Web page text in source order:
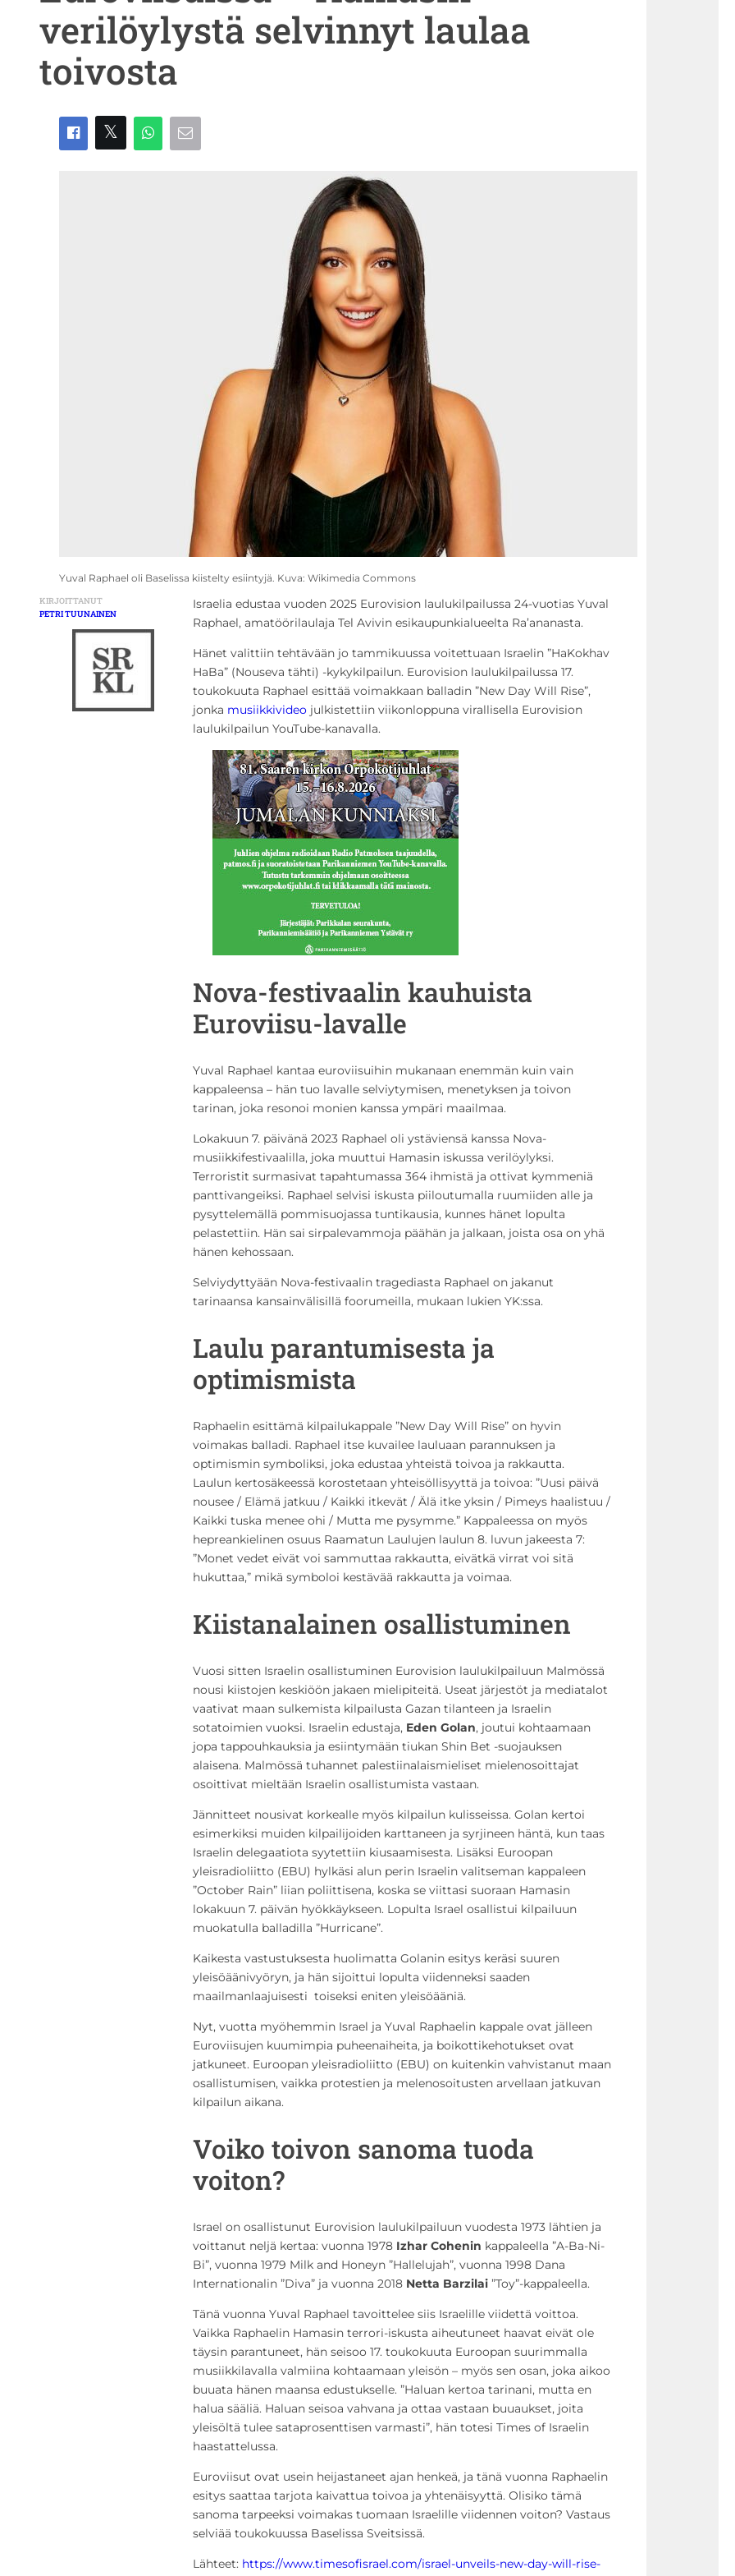
verilöylystä selvinnyt laulaa
toivosta
Yuval Raphael oli Baselissa kiistelty esiintyjä. Kuva: Wikimedia Commons
KIRJOITTANUT
PETRI TUUNAINEN
Israelia edustaa vuoden 2025 Eurovision laulukilpailussa 24-vuotias Yuval
Raphael, amatöörilaulaja Tel Avivin esikaupunkialueelta Ra’ananasta.
Hänet valittiin tehtävään jo tammikuussa voitettuaan Israelin ”HaKokhav
HaBa” (Nouseva tähti) -kykykilpailun. Eurovision laulukilpailussa 17.
toukokuuta Raphael esittää voimakkaan balladin ”New Day Will Rise”,
jonka musiikkivideojulkistettiin viikonloppuna virallisella Eurovision
laulukilpailun YouTube-kanavalla.
Nova-festivaalin kauhuista
Euroviisu-lavalle
Yuval Raphael kantaa euroviisuihin mukanaan enemmän kuin vain
kappaleensa – hän tuo lavalle selviytymisen, menetyksen ja toivon
tarinan, joka resonoi monien kanssa ympäri maailmaa.
Lokakuun 7. päivänä 2023 Raphael oli ystäviensä kanssa Nova-
musiikkifestivaalilla, joka muuttui Hamasin iskussa verilöylyksi.
Terroristit surmasivat tapahtumassa 364 ihmistä ja ottivat kymmeniä
panttivangeiksi. Raphael selvisi iskusta piiloutumalla ruumiiden alle ja
pysyttelemällä pommisuojassa tuntikausia, kunnes hänet lopulta
pelastettiin. Hän sai sirpalevammoja päähän ja jalkaan, joista osa on yhä
hänen kehossaan.
Selviydyttyään Nova-festivaalin tragediasta Raphael on jakanut
tarinaansa kansainvälisillä foorumeilla, mukaan lukien YK:ssa.
Laulu parantumisesta ja
optimismista
Raphaelin esittämä kilpailukappale ”New Day Will Rise” on hyvin
voimakas balladi. Raphael itse kuvailee lauluaan parannuksen ja
optimismin symboliksi, joka edustaa yhteistä toivoa ja rakkautta.
Laulun kertosäkeessä korostetaan yhteisöllisyyttä ja toivoa: ”Uusi päivä
nousee / Elämä jatkuu / Kaikki itkevät / Älä itke yksin / Pimeys haalistuu /
Kaikki tuska menee ohi / Mutta me pysymme.” Kappaleessa on myös
hepreankielinen osuus Raamatun Laulujen laulun 8. luvun jakeesta 7:
”Monet vedet eivät voi sammuttaa rakkautta, eivätkä virrat voi sitä
hukuttaa,” mikä symboloi kestävää rakkautta ja voimaa.
Kiistanalainen osallistuminen
Vuosi sitten Israelin osallistuminen Eurovision laulukilpailuun Malmössä
nousi kiistojen keskiöön jakaen mielipiteitä. Useat järjestöt ja mediatalot
vaativat maan sulkemista kilpailusta Gazan tilanteen ja Israelin
sotatoimien vuoksi. Israelin edustaja, Eden Golan, joutui kohtaamaan
jopa tappouhkauksia ja esiintymään tiukan Shin Bet -suojauksen
alaisena. Malmössä tuhannet palestiinalaismieliset mielenosoittajat
osoittivat mieltään Israelin osallistumista vastaan.
Jännitteet nousivat korkealle myös kilpailun kulisseissa. Golan kertoi
esimerkiksi muiden kilpailijoiden karttaneen ja syrjineen häntä, kun taas
Israelin delegaatiota syytettiin kiusaamisesta. Lisäksi Euroopan
yleisradioliitto (EBU) hylkäsi alun perin Israelin valitseman kappaleen
”October Rain” liian poliittisena, koska se viittasi suoraan Hamasin
lokakuun 7. päivän hyökkäykseen. Lopulta Israel osallistui kilpailuun
muokatulla balladilla ”Hurricane”.
Kaikesta vastustuksesta huolimatta Golanin esitys keräsi suuren
yleisöäänivyöryn, ja hän sijoittui lopulta viidenneksi saaden
maailmanlaajuisesti toiseksi eniten yleisöääniä.
Nyt, vuotta myöhemmin Israel ja Yuval Raphaelin kappale ovat jälleen
Euroviisujen kuumimpia puheenaiheita, ja boikottikehotukset ovat
jatkuneet. Euroopan yleisradioliitto (EBU) on kuitenkin vahvistanut maan
osallistumisen, vaikka protestien ja melenosoitusten arvellaan jatkuvan
kilpailun aikana.
Voiko toivon sanoma tuoda
voiton?
Israel on osallistunut Eurovision laulukilpailuun vuodesta 1973 lähtien ja
voittanut neljä kertaa: vuonna 1978 Izhar Cohenin kappaleella ”A-Ba-Ni-
Bi”, vuonna 1979 Milk and Honeyn ”Hallelujah”, vuonna 1998 Dana
Internationalin ”Diva” ja vuonna 2018 Netta Barzilai”Toy”-kappaleella.
Tänä vuonna Yuval Raphael tavoittelee siis Israelille viidettä voittoa.
Vaikka Raphaelin Hamasin terrori-iskusta aiheutuneet haavat eivät ole
täysin parantuneet, hän seisoo 17. toukokuuta Euroopan suurimmalla
musiikkilavalla valmiina kohtaamaan yleisön – myös sen osan, joka aikoo
buuata hänen maansa edustukselle. ”Haluan kertoa tarinani, mutta en
halua sääliä. Haluan seisoa vahvana ja ottaa vastaan buuaukset, joita
yleisöltä tulee sataprosenttisen varmasti”, hän totesi Times of Israelin
haastattelussa.
Euroviisut ovat usein heijastaneet ajan henkeä, ja tänä vuonna Raphaelin
esitys saattaa tarjota kaivattua toivoa ja yhtenäisyyttä. Olisiko tämä
sanoma tarpeeksi voimakas tuomaan Israelille viidennen voiton? Vastaus
selviää toukokuussa Baselissa Sveitsissä.
Lähteet: https://www.timesofisrael.com/israel-unveils-new-day-will-rise-